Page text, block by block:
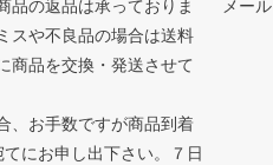
品の返品は承っておりま
スや不良品の場合は送料
商品を交換・発送させて
、お手数ですが商品到着
にお申し出下さい。７日
メール